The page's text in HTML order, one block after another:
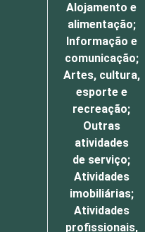
Alojamento e
alimentação;
Informação e
comunicação;
Artes, cultura,
esporte e
recreação;
Outras
atividades
de serviço;
Atividades
imobiliárias;
Atividades
profissionais,